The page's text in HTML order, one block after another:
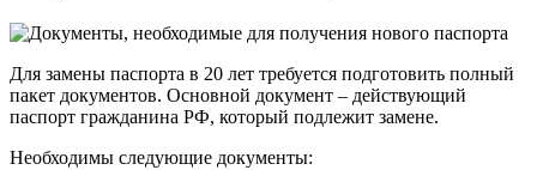
Для замены паспорта в 20 лет требуется подготовить полный
пакет документов. Основной документ – действующий
паспорт гражданина РФ, который подлежит замене.
Необходимы следующие документы: